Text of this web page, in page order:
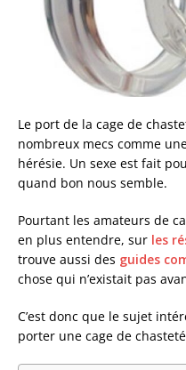
Le port de la cage de
nombreux mecs comme
hérésie. Un sexe est fait
quand bon nous semble.
Pourtant les amateurs de
en plus entendre, sur les
trouve aussi des guides
chose qui n’existait pas
C’est donc que le sujet
porter une cage de